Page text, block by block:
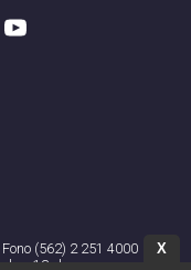
(562) 2 251 4000
13.cl
X